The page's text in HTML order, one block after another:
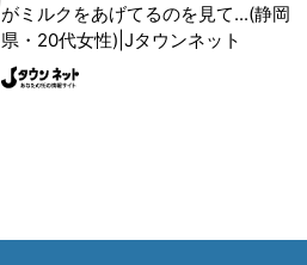
がミルクをあげてるのを見て...(静岡
県・20代女性)|Jタウンネット